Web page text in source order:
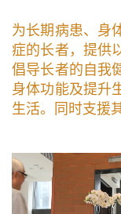
为长期病患、身
症的长者，提供
倡导长者的自我
身体功能及提升
生活。同时支援